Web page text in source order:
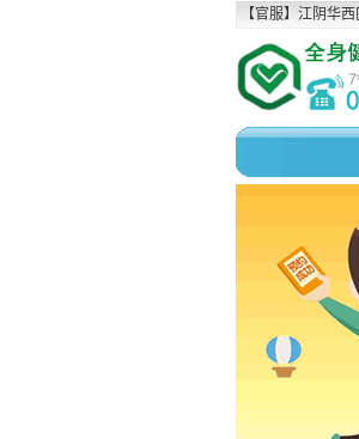
【官服】江阴华